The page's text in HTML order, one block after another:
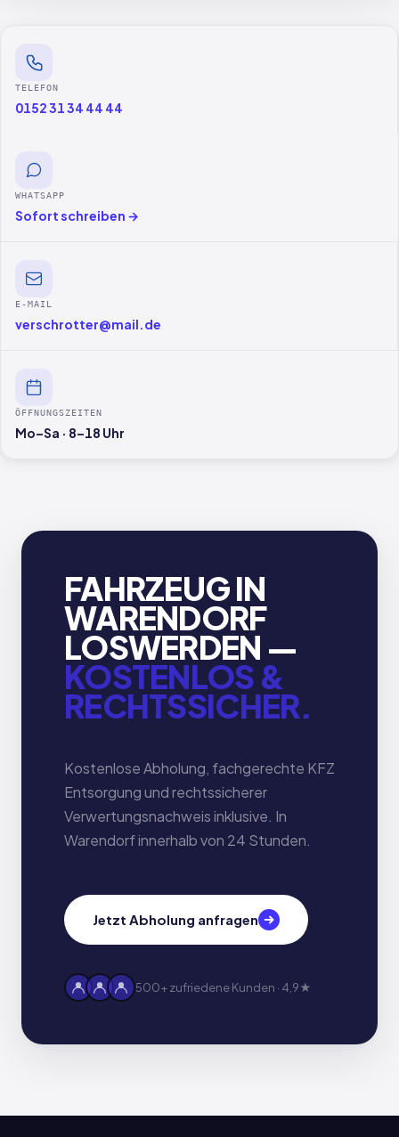
TELEFON
0152 31 34 44 44
WHATSAPP
Sofort schreiben →
E-MAIL
verschrotter@mail.de
ÖFFNUNGSZEITEN
Mo–Sa · 8–18 Uhr
FAHRZEUG IN
WARENDORF
LOSWERDEN —
KOSTENLOS &
RECHTSSICHER.
Kostenlose Abholung, fachgerechte KFZ
Entsorgung und rechtssicherer
Verwertungsnachweis inklusive. In
Warendorf innerhalb von 24 Stunden.
Jetzt Abholung anfragen
500+ zufriedene Kunden · 4,9★